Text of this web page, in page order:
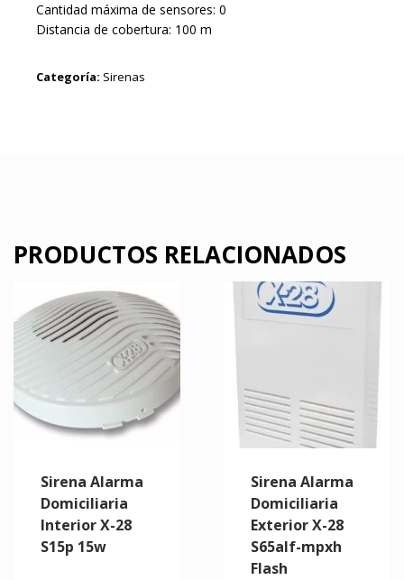
Cantidad máxima de sensores: 0
Distancia de cobertura: 100 m
Categoría: Sirenas
PRODUCTOS RELACIONADOS
Sirena Alarma
Domiciliaria
Interior X-28
S15p 15w
Sirena Alarma
Domiciliaria
Exterior X-28
S65alf-mpxh
Flash